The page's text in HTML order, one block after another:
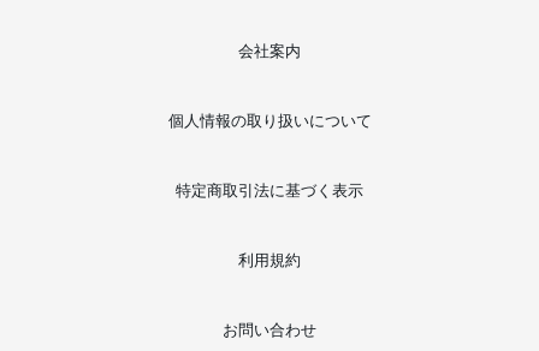
会社案内
個人情報の取り扱いについて
特定商取引法に基づく表示
利用規約
お問い合わせ